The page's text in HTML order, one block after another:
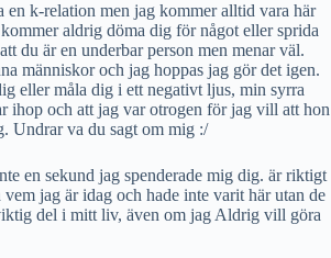
en k-relation men jag kommer alltid vara här
aldrig döma dig för något eller sprida
du är en underbar person men menar väl.
människor och jag hoppas jag gör det igen.
eller måla dig i ett negativt ljus, min syrra
ihop och att jag var otrogen för jag vill att hon
Undrar va du sagt om mig :/
en sekund jag spenderade mig dig. är riktigt
jag är idag och hade inte varit här utan de
del i mitt liv, även om jag Aldrig vill göra